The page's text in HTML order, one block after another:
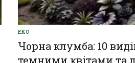
ЕКО
Чорна клумба: 10
темними квітами та